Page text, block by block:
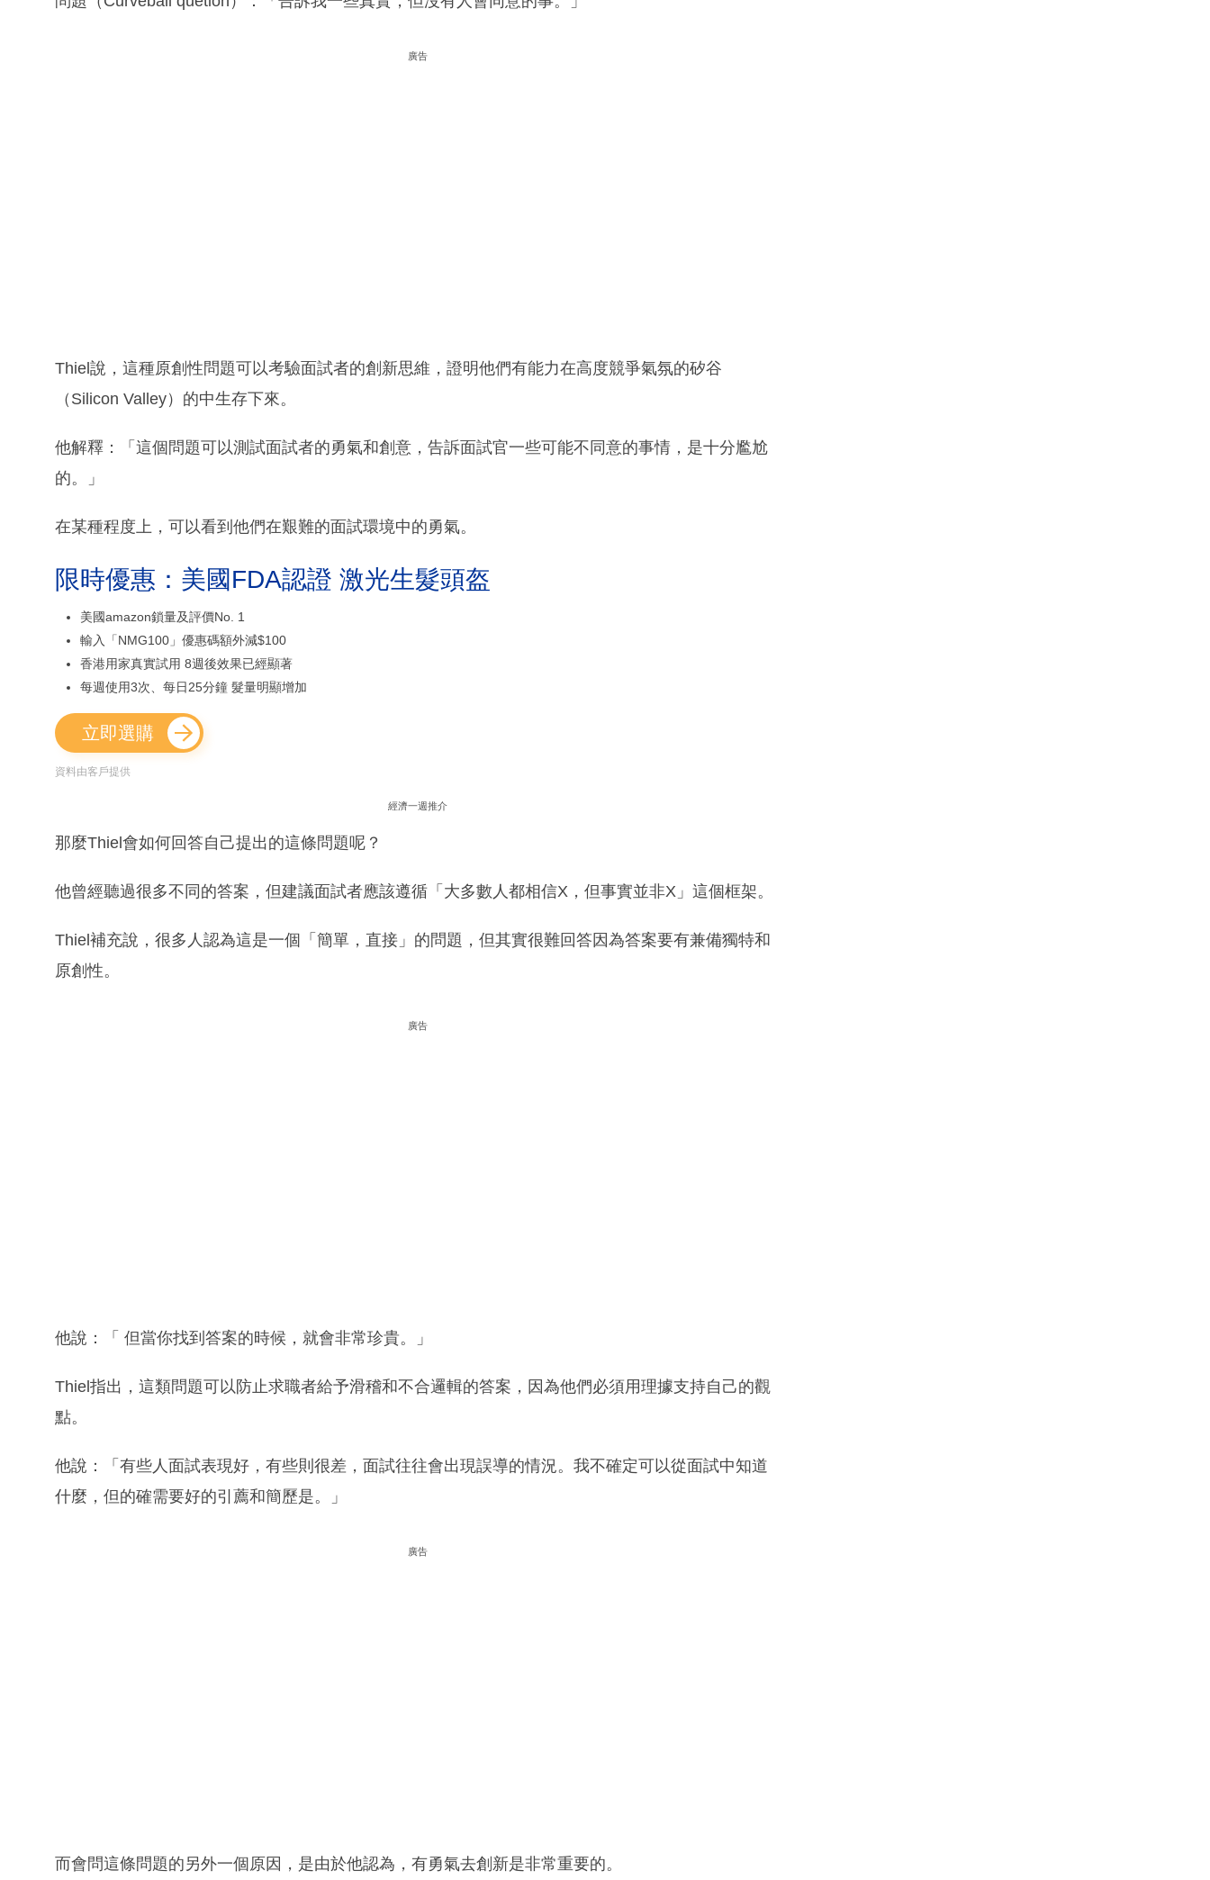
廣告
Thiel說，這種原創性問題可以考驗面試者的創新思維，證明他們有能力在高度競爭氣氛的矽谷
（Silicon Valley）的中生存下來。
他解釋：「這個問題可以測試面試者的勇氣和創意，告訴面試官一些可能不同意的事情，是十分尷尬
的。」
在某種程度上，可以看到他們在艱難的面試環境中的勇氣。
限時優惠：美國FDA認證 激光生髮頭盔
美國amazon鎖量及評價No. 1
輸入「NMG100」優惠碼額外減$100
香港用家真實試用 8週後效果已經顯著
每週使用3次、每日25分鐘 髮量明顯增加
立即選購
資料由客戶提供
經濟一週推介
那麼Thiel會如何回答自己提出的這條問題呢？
他曾經聽過很多不同的答案，但建議面試者應該遵循「大多數人都相信X，但事實並非X」這個框架。
Thiel補充說，很多人認為這是一個「簡單，直接」的問題，但其實很難回答因為答案要有兼備獨特和
原創性。
廣告
他說：「 但當你找到答案的時候，就會非常珍貴。」
Thiel指出，這類問題可以防止求職者給予滑稽和不合邏輯的答案，因為他們必須用理據支持自己的觀
點。
他說：「有些人面試表現好，有些則很差，面試往往會出現誤導的情況。我不確定可以從面試中知道
什麼，但的確需要好的引薦和簡歷是。」
廣告
而會問這條問題的另外一個原因，是由於他認為，有勇氣去創新是非常重要的。